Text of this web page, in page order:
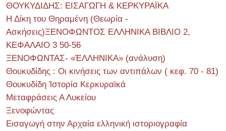
ΘΟΥΚΥΔΙΔΗΣ: ΕΙΣΑΓΩΓΗ & ΚΕΡΚΥΡΑΪΚΑ
Η Δίκη του Θηραμένη (Θεωρία -
Ασκήσεις)ΞΕΝΟΦΩΝΤΟΣ ΕΛΛΗΝΙΚΑ ΒΙΒΛΙΟ 2,
ΚΕΦΑΛΑΙΟ 3 50-56
ΞΕΝΟΦΩΝΤΑΣ- «ἙΛΛΗΝΙΚΑ» (ανάλυση)
Θουκυδίδης : Οι κινήσεις των αντιπάλων ( κεφ. 70 - 81)
Θουκυδίδη Ἱστορία Κερκυραϊκά
Μεταφράσεις Α Λυκείου
Ξενοφώντας
Εισαγωγή στην Αρχαία ελληνική ιστοριογραφία